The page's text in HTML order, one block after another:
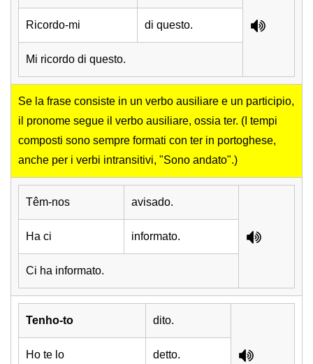
Ricordo-mi di questo.
Mi ricordo di questo.
Se la frase consiste in un verbo ausiliare e un participio,
il pronome segue il verbo ausiliare, ossia ter. (I tempi
composti sono sempre formati con ter in portoghese,
anche per i verbi intransitivi, "Sono andato".)
Têm-nos avisado.
Ha ci informato.
Ci ha informato.
Tenho-to dito.
Ho te lo detto.